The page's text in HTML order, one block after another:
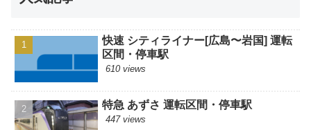
快速 シティライナー[広島〜岩国] 運転
区間・停車駅
610 views
特急 あずさ 運転区間・停車駅
447 views